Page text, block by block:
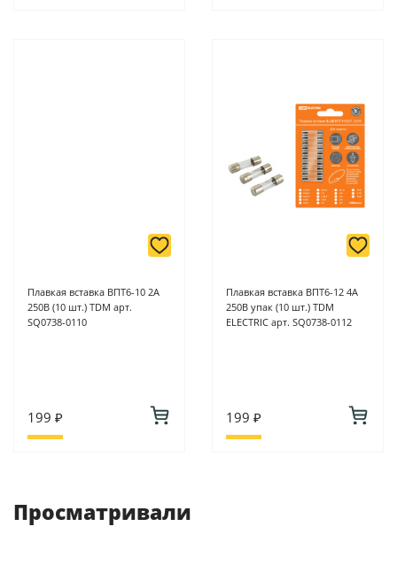
Плавкая вставка ВПТ6-10 2А
250В (10 шт.) TDM арт.
SQ0738-0110
199 ₽
Плавкая вставка ВПТ6-12 4А
250В упак (10 шт.) TDM
ELECTRIC арт. SQ0738-0112
199 ₽
Просматривали